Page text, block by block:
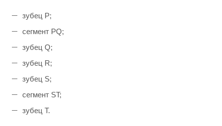
зубец Р;
сегмент PQ;
зубец Q;
зубец R;
зубец S;
сегмент ST;
зубец Т.